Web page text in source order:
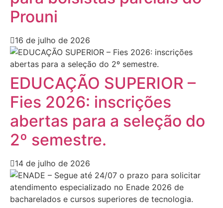
Prouni
16 de julho de 2026
EDUCAÇÃO SUPERIOR –
Fies 2026: inscrições
abertas para a seleção do
2º semestre.
14 de julho de 2026